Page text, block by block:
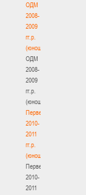
ОДМ
2008-
2009
гг.р.
(юноши)
ОДМ
2008-
2009
гг.р.
(юноши)
Первенство
2010-
2011
гг.р.
(юноши)
Первенство
2010-
2011